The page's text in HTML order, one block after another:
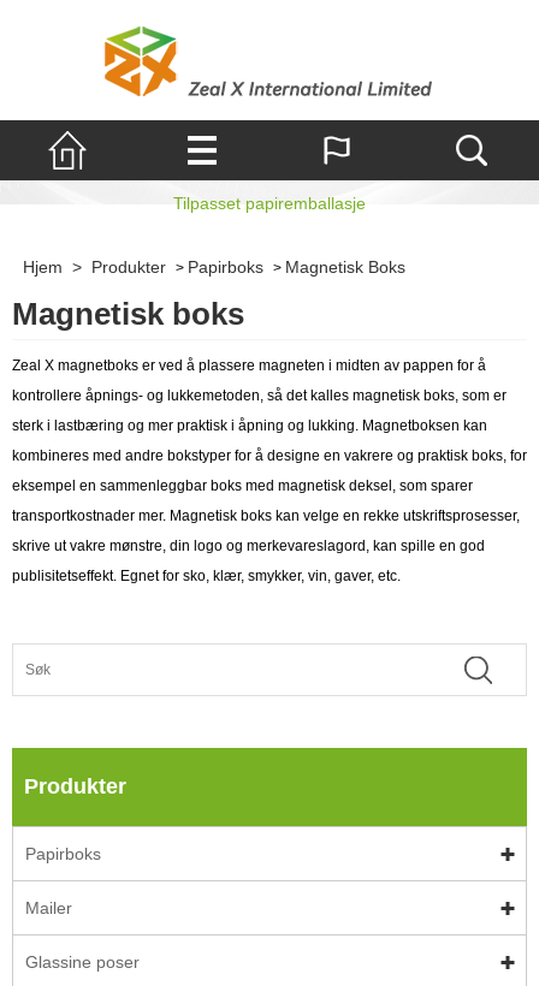
Magnetisk boks
Tilpasset papiremballasje
Hjem > Produkter > Papirboks > Magnetisk Boks
Magnetisk boks
Zeal X magnetboks er ved å plassere magneten i midten av pappen for å
kontrollere åpnings- og lukkemetoden, så det kalles magnetisk boks, som er
sterk i lastbæring og mer praktisk i åpning og lukking. Magnetboksen kan
kombineres med andre bokstyper for å designe en vakrere og praktisk boks, for
eksempel en sammenleggbar boks med magnetisk deksel, som sparer
transportkostnader mer. Magnetisk boks kan velge en rekke utskriftsprosesser,
skrive ut vakre mønstre, din logo og merkevareslagord, kan spille en god
publisitetseffekt. Egnet for sko, klær, smykker, vin, gaver, etc.
Produkter
Papirboks
Mailer
Glassine poser